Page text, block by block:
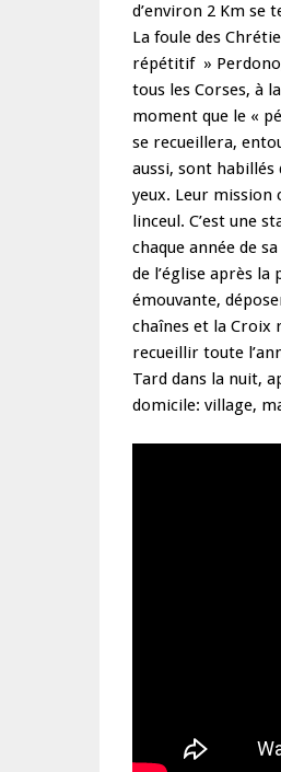
d’environ 2 Km se
La foule des
répétitif »
tous les Corses, à
moment que le «
se recueillera,
aussi, sont
yeux. Leur
linceul. C’est une
chaque année de
de l’église après
émouvante,
chaînes et la Croix
recueillir toute
Tard dans la nuit,
domicile: village,